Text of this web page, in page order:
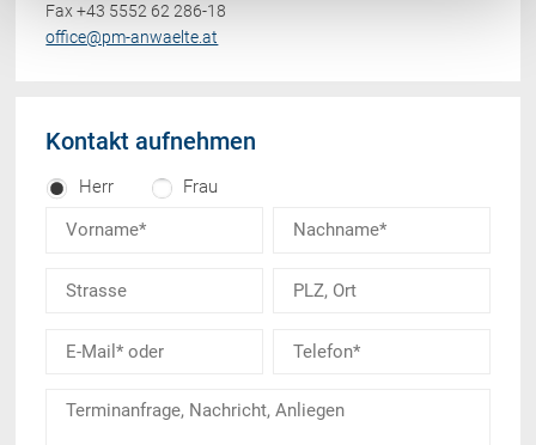
Fax +43 5552 62 286-18
office@pm-anwaelte.at
Kontakt aufnehmen
Herr Frau